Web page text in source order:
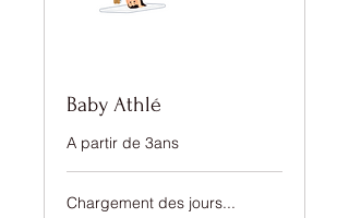
Baby Athlé
A partir de 3ans
Chargement des jours...